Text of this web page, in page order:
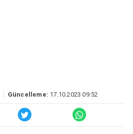
Güncelleme: 17.10.2023 09:52